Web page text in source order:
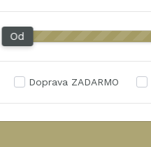
Od
Doprava ZADARMO